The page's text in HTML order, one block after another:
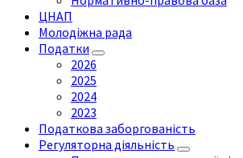
ЦНАП
Молодіжна рада
Податки
2026
2025
2024
2023
Податкова заборгованість
Регуляторна діяльність